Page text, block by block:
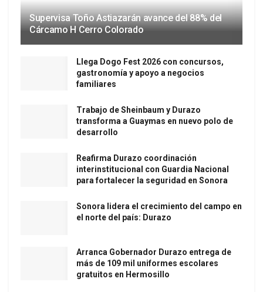
Supervisa Toño Astiazarán avance del 88% del
Cárcamo H Cerro Colorado
Llega Dogo Fest 2026 con concursos,
gastronomía y apoyo a negocios
familiares
Trabajo de Sheinbaum y Durazo
transforma a Guaymas en nuevo polo de
desarrollo
Reafirma Durazo coordinación
interinstitucional con Guardia Nacional
para fortalecer la seguridad en Sonora
Sonora lidera el crecimiento del campo en
el norte del país: Durazo
Arranca Gobernador Durazo entrega de
más de 109 mil uniformes escolares
gratuitos en Hermosillo